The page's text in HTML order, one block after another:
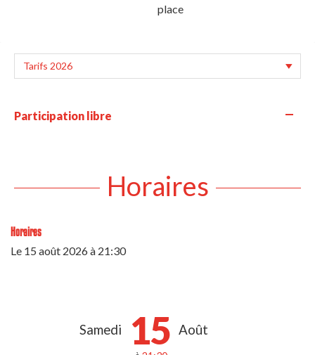
place
Participation libre —
Horaires
Horaires
Le 15 août 2026à 21:30
Samedi 15 Août